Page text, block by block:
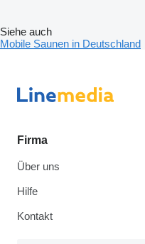
Siehe auch
Mobile Saunen in Deutschland
Firma
Über uns
Hilfe
Kontakt